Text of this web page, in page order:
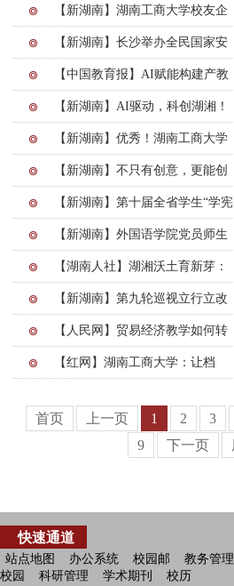
南工商大学探索传媒育人新路径
【新湖南】湖南工商大学校友企
业家联谊会2026年度年会圆满落
幕
【新湖南】长沙举办全民国家安
全教育电影思政大讲堂
【中国教育报】AI赋能构建产教
融合育人共同体
【新湖南】AI驱动，科创湖湘！
研究生计算机创新大赛助力人才
高地建设
【新湖南】优秀！湖南工商大学
获国家级重大创新平台
【新湖南】不只有创意，更能创
效益：湖南工商大学双创教育结
出产业硕果
【新湖南】第十届全省学生“学宪
法 讲宪法”高校组总决赛在湖南工
商大学举行
【新湖南】外国语学院党员师生
在莲花五峰小学开展支教和党日
活动
【湖南人社】湖湘沃土育新芽：
湖南工商大学何以孵化创业项
目“金种子”
【新湖南】第九轮巡视立行立改
｜湖南工商大学： 让“烦心事”变
成“暖心事”
【人民网】贸易经济教学如何转
型？全国高校专家山城论道
【红网】湖南工商大学：让档
首页 上一页 1 2 3
9
下一页
快速通道
站点地图 办公系统 校园邮 教务管理
校园
科研管理 学术期刊 校历